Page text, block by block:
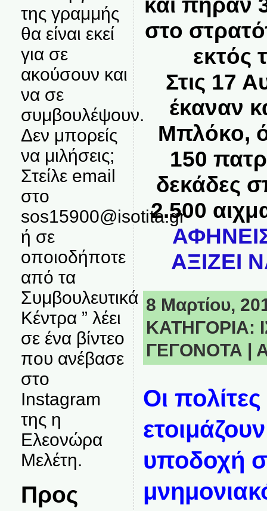
της γραμμής
θα είναι εκεί
για σε
ακούσουν και
να σε
συμβουλέψουν.
Δεν μπορείς
να μιλήσεις;
Στείλε email
στο
sos15900@isotita.gr
ή σε
οποιοδήποτε
από τα
Συμβουλευτικά
Κέντρα ” λέει
σε ένα βίντεο
που ανέβασε
στο
Instagram
της η
Ελεονώρα
Μελέτη.
Προς
στο
εκτός
Στις 17
έκαναν
Μπλόκο,
150
δεκάδες
2.500
ΑΞΙΖΕΙ
8 Μαρτίου,
ΚΑΤΗΓΟΡΙΑ:
ΓΕΓΟΝΟΤΑ
Οι
υποδοχή